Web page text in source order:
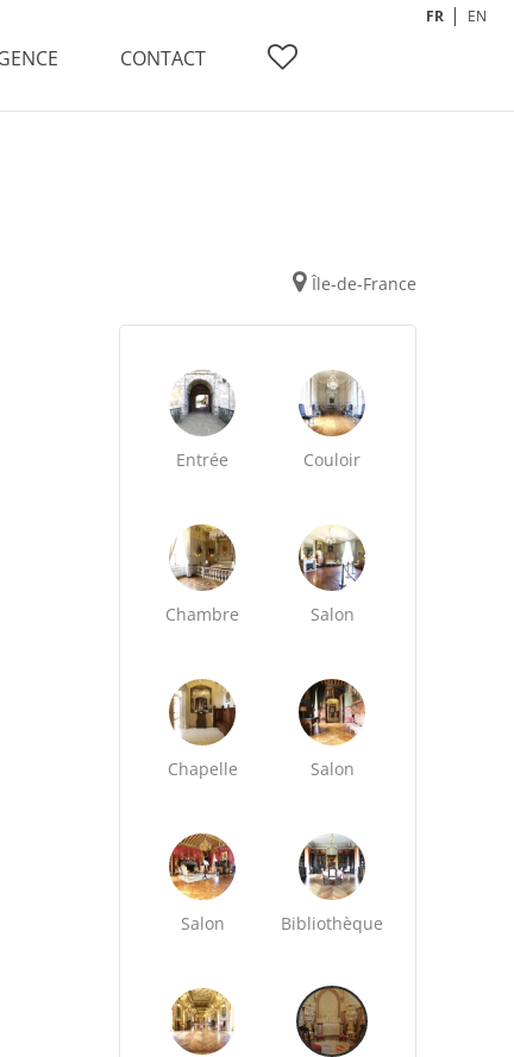
CONTACT
FR EN
Île-de-France
Entrée Couloir
Chambre Salon
Chapelle Salon
Salon Bibliothèque